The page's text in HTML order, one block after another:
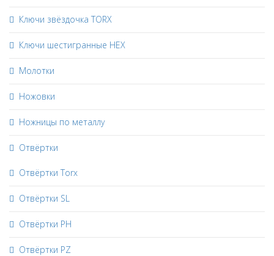
Ключи звёздочка TORX
Ключи шестигранные HEX
Молотки
Ножовки
Ножницы по металлу
Отвёртки
Отвёртки Torx
Отвёртки SL
Отвёртки PH
Отвёртки PZ